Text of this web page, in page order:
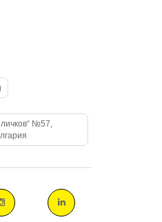
№57,